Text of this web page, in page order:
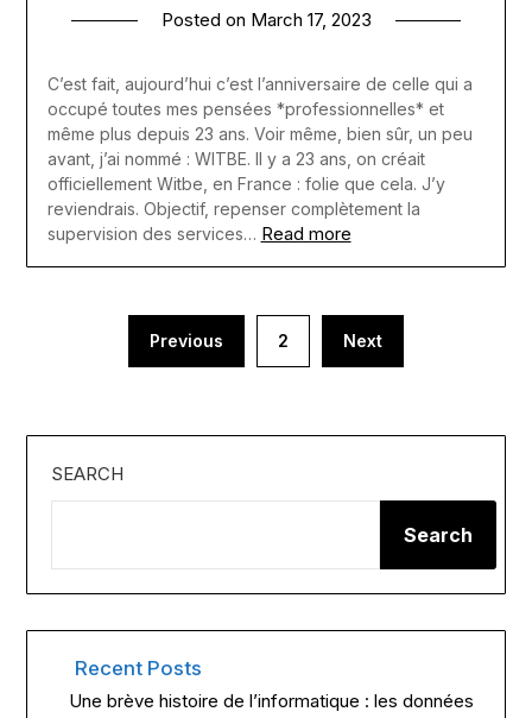
Posted on March 17, 2023
C’est fait, aujourd’hui c’est l’anniversaire de celle qui a
occupé toutes mes pensées *professionnelles* et
même plus depuis 23 ans. Voir même, bien sûr, un peu
avant, j’ai nommé : WITBE. Il y a 23 ans, on créait
officiellement Witbe, en France : folie que cela. J’y
reviendrais. Objectif, repenser complètement la
supervision des services… Read more
pagination
Previous 2 Next
SEARCH
Search
Recent Posts
Une brève histoire de l’informatique : les données